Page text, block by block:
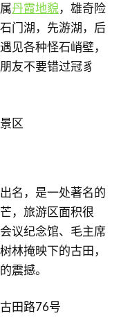
丹霞地貌，雄奇险
门湖，先游湖，后
见各种怪石峭壁，
友不要错过冠豸
区
名，是一处著名的
，旅游区面积很
议纪念馆、毛主席
林掩映下的古田，
震撼。
田路76号